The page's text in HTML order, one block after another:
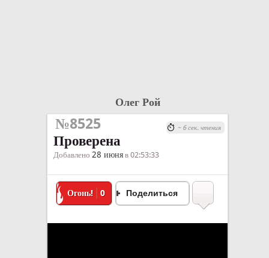
Олег Рой
№8525
Проверена
Добавлено 28 июня в 02:53:33
Огонь! 0 Поделиться
~ 6 сек. чтения